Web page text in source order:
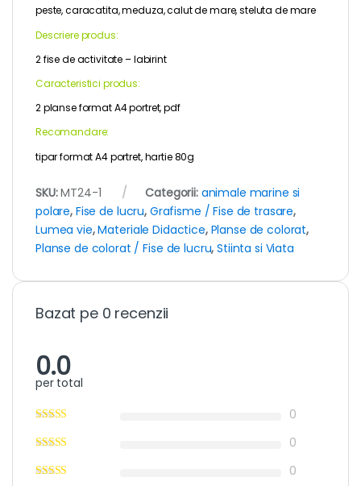
peste, caracatita, meduza, calut de mare, steluta de mare
Descriere produs:
2 fise de activitate – labirint
Caracteristici produs:
2 planse format A4 portret, pdf
Recomandare:
tipar format A4 portret, hartie 80g
SKU:MT24-1 Categorii: animale marine si
polare, Fise de lucru, Grafisme / Fise de trasare,
Lumea vie,Materiale Didactice, Planse de colorat,
Planse de colorat / Fise de lucru,Stiinta si Viata
Bazat pe 0 recenzii
0.0
per total
0
0
0